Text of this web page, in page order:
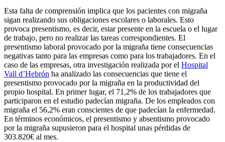
Esta falta de comprensión implica que los pacientes con migraña
sigan realizando sus obligaciones escolares o laborales. Esto
provoca presentismo, es decir, estar presente en la escuela o el lugar
de trabajo, pero no realizar las tareas correspondientes. El
presentismo laboral provocado por la migraña tiene consecuencias
negativas tanto para las empresas como para los trabajadores. En el
caso de las empresas, otra investigación realizada por el Hospital
Vall d’Hebrón ha analizado las consecuencias que tiene el
presentismo provocado por la migraña en la productividad del
propio hospital. En primer lugar, el 71,2% de los trabajadores que
participaron en el estudio padecían migraña. De los empleados con
migraña el 56,2% eran conscientes de que padecían la enfermedad.
En términos económicos, el presentismo y absentismo provocado
por la migraña supusieron para el hospital unas pérdidas de
303.820€ al mes.